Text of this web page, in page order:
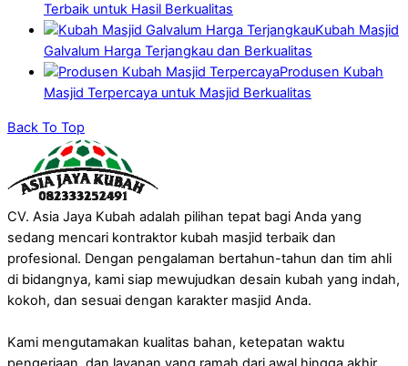
Terbaik untuk Hasil Berkualitas
Kubah Masjid
Galvalum Harga Terjangkau dan Berkualitas
Produsen Kubah
Masjid Terpercaya untuk Masjid Berkualitas
Back To Top
CV. Asia Jaya Kubah adalah pilihan tepat bagi Anda yang
sedang mencari kontraktor kubah masjid terbaik dan
profesional. Dengan pengalaman bertahun-tahun dan tim ahli
di bidangnya, kami siap mewujudkan desain kubah yang indah,
kokoh, dan sesuai dengan karakter masjid Anda.
Kami mengutamakan kualitas bahan, ketepatan waktu